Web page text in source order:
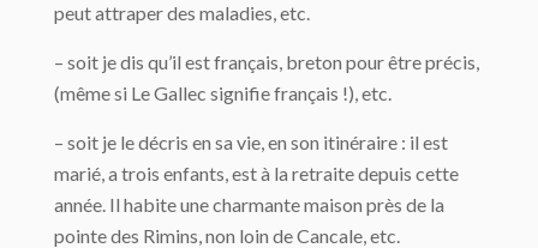
peut attraper des maladies, etc.
– soit je dis qu’il est français, breton pour être précis,
(même si Le Gallec signifie français !), etc.
– soit je le décris en sa vie, en son itinéraire : il est
marié, a trois enfants, est à la retraite depuis cette
année. Il habite une charmante maison près de la
pointe des Rimins, non loin de Cancale, etc.